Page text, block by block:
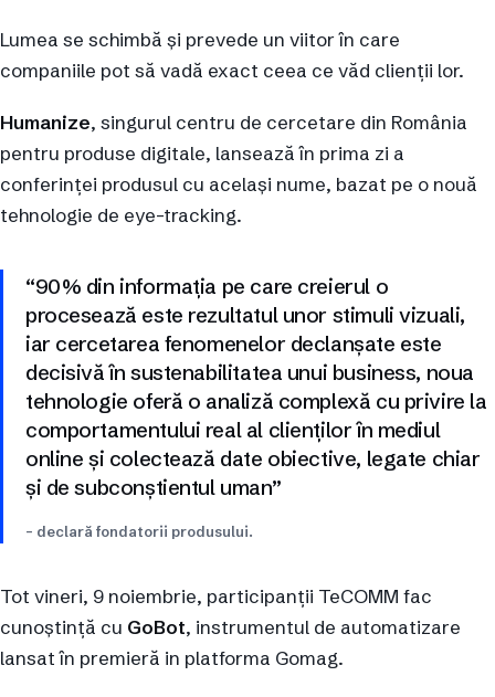
Lumea se schimbă și prevede un viitor în care
companiile pot să vadă exact ceea ce văd clienții lor.
Humanize, singurul centru de cercetare din România
pentru produse digitale, lansează în prima zi a
conferinței produsul cu același nume, bazat pe o nouă
tehnologie de eye-tracking.
“90% din informația pe care creierul o
procesează este rezultatul unor stimuli vizuali,
iar cercetarea fenomenelor declanșate este
decisivă în sustenabilitatea unui business, noua
tehnologie oferă o analiză complexă cu privire la
comportamentului real al clienților în mediul
online și colectează date obiective, legate chiar
și de subconștientul uman”
– declară fondatorii produsului.
Tot vineri, 9 noiembrie, participanții TeCOMM fac
cunoștință cu GoBot, instrumentul de automatizare
lansat în premieră in platforma Gomag.